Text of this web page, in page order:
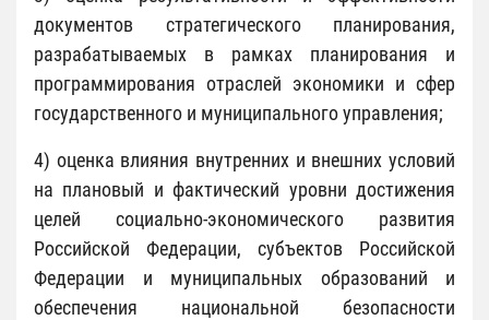
документов стратегического планирования,
разрабатываемых в рамках планирования и
программирования отраслей экономики и сфер
государственного и муниципального управления;
4) оценка влияния внутренних и внешних условий
на плановый и фактический уровни достижения
целей социально-экономического развития
Российской Федерации, субъектов Российской
Федерации и муниципальных образований и
обеспечения национальной безопасности